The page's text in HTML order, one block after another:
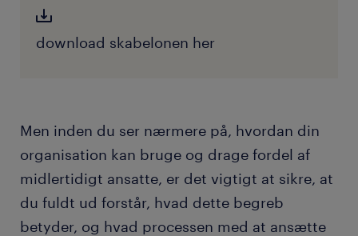
download skabelonen her
Men inden du ser nærmere på, hvordan din
organisation kan bruge og drage fordel af
midlertidigt ansatte, er det vigtigt at sikre, at
du fuldt ud forstår, hvad dette begreb
betyder, og hvad processen med at ansætte